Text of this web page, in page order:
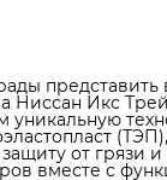
Икс
от грязи
вместе с